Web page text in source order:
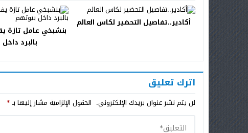
أكادير..تفاصيل التحضير لكاس العالم
بنشبخي عامل تازة
بالبرد
اترك تعليق
لن يتم نشر عنوان بريدك الإلكتروني. الحقول الإلزامية مشار إليها بـ*